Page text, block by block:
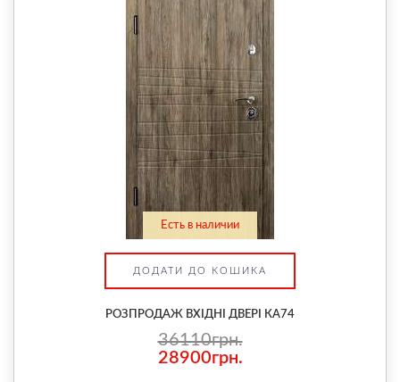
Есть в наличии
ДОДАТИ ДО КОШИКА
РОЗПРОДАЖ ВХІДНІ ДВЕРІ КА74
36110грн.
28900грн.